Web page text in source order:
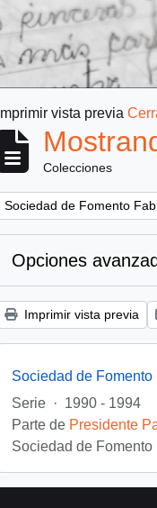
Imprimir vista previa
Colecciones
Remove filter:
Sociedad de Fomento
Opciones
Imprimir vista previa
Sociedad de
Serie · 1990 - 1994
Parte de Presidente
Sociedad de